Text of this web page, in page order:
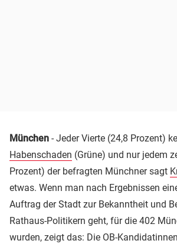
München - Jeder Vierte (24,8 Prozent)
Habenschaden (Grüne) und nur jedem
Prozent) der befragten Münchner sagt
etwas. Wenn man nach Ergebnissen
Auftrag der Stadt zur Bekanntheit und
Rathaus-Politikern geht, für die 402
wurden, zeigt das: Die OB-